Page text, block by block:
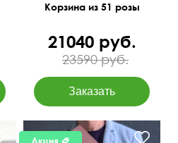
Корзина из 51 розы
21040 руб.
23590 руб.